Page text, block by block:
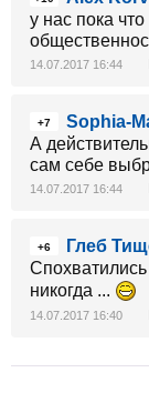
у нас пока
14.07.2017 16:44
+7
Sophia-
А
сам себе
14.07.2017 16:44
+6
Глеб
никогда ...
14.07.2017 16:40